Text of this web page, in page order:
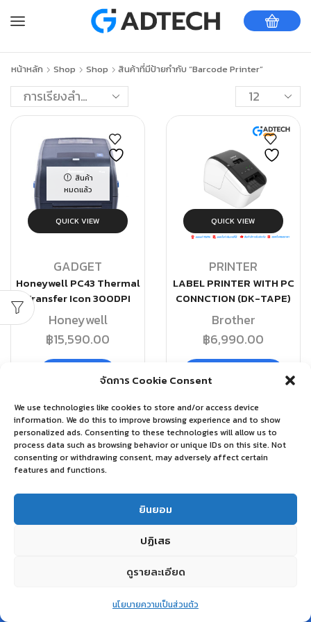
จัดการ Cookie Consent
We use technologies like cookies to store and/or access device
information. We do this to improve browsing experience and to show
personalized ads. Consenting to these technologies will allow us to
process data such as browsing behavior or unique IDs on this site. Not
consenting or withdrawing consent, may adversely affect certain
features and functions.
ยินยอม
ปฏิเสธ
ดูรายละเอียด
นโยบายความเป็นส่วนตัว
หน้าหลัก Shop Shop สินค้าที่มีป้ายกำกับ “Barcode Printer”
สินค้า
หมดแล้ว
QUICK VIEW
GADGET
Honeywell PC43 Thermal
Transfer Icon 300DPI
Honeywell
฿15,590.00
QUICK VIEW
PRINTER
LABEL PRINTER WITH PC
CONNCTION (DK-TAPE)
Brother
฿6,990.00
หยิบใส่ตะกร้า
Wishlist